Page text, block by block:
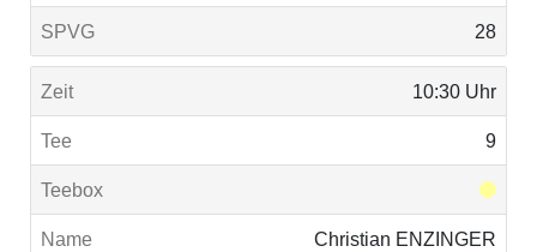
28
10:30 Uhr
9
Christian ENZINGER